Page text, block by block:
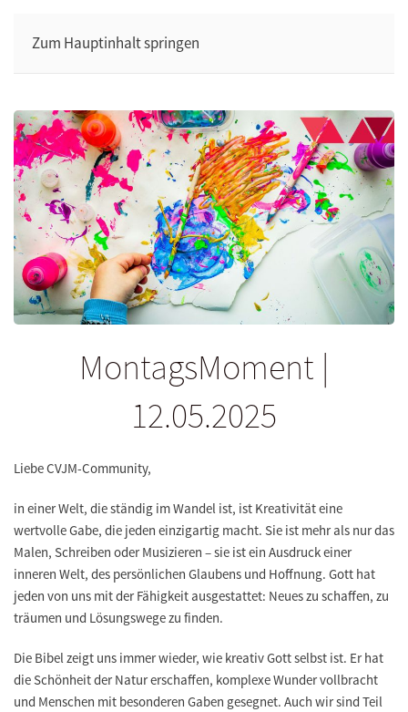
Zum Hauptinhalt springen
MontagsMoment |
12.05.2025
Liebe CVJM-Community,
in einer Welt, die ständig im Wandel ist, ist Kreativität eine
wertvolle Gabe, die jeden einzigartig macht. Sie ist mehr als nur das
Malen, Schreiben oder Musizieren – sie ist ein Ausdruck einer
inneren Welt, des persönlichen Glaubens und Hoffnung. Gott hat
jeden von uns mit der Fähigkeit ausgestattet: Neues zu schaffen, zu
träumen und Lösungswege zu finden.
Die Bibel zeigt uns immer wieder, wie kreativ Gott selbst ist. Er hat
die Schönheit der Natur erschaffen, komplexe Wunder vollbracht
und Menschen mit besonderen Gaben gesegnet. Auch wir sind Teil